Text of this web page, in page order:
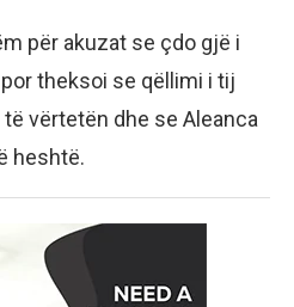
për akuzat se çdo gjë i
theksoi se qëllimi i tij
vërtetën dhe se Aleanca
heshtë.